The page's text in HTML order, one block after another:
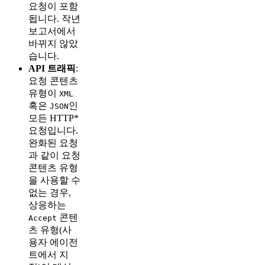
요청이 포함
됩니다. 작년
보고서에서
바뀌지 않았
습니다.
API 트래픽:
요청 콘텐츠
유형이 XML
혹은 JSON인
모든 HTTP*
요청입니다.
완화된 요청
과 같이 요청
콘텐츠 유형
을 사용할 수
없는 경우,
상응하는
Accept 콘텐
츠 유형(사
용자 에이전
트에서 지